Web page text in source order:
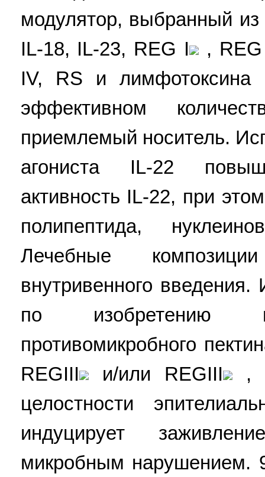
модулятор, выбранный
IL-18, IL-23, REG I
,
IV, RS и лимфотоксина
эффективном
приемлемый носитель.
агониста IL-22
активность IL-22, при
полипептида,
Лечебные
внутривенного
по изобретению
противомикробного
REGIII и/или REGIII ,
целостности
индуцирует
микробным